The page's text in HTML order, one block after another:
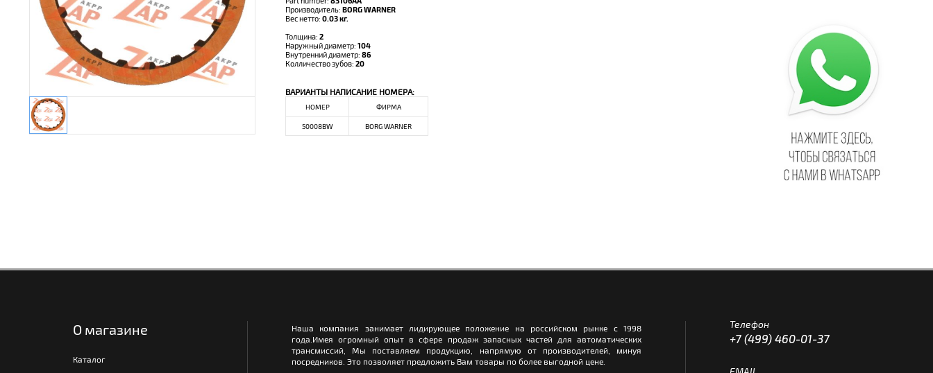
Производитель: BORG WARNER
Вес нетто: 0.03 кг.
Толщина: 2
Наружный диаметр: 104
Внутренний диаметр: 86
Колличество зубов: 20
ВАРИАНТЫ НАПИСАНИЕ НОМЕРА:
НОМЕР ФИРМА
50008BW BORG WARNER
О магазине
Каталог
Наша компания занимает лидирующее положение на российском рынке с 1998
года.Имея огромный опыт в сфере продаж запасных частей для автоматических
трансмиссий, Мы поставляем продукцию, напрямую от производителей, минуя
посредников. Это позволяет предложить Вам товары по более выгодной цене.
Телефон
+7 (499) 460-01-37